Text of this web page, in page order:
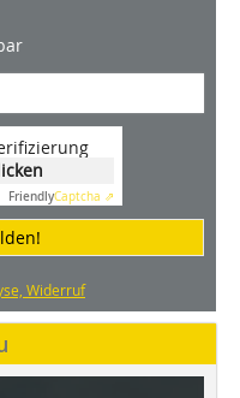
FriendlyCaptcha ⇗
Widerruf